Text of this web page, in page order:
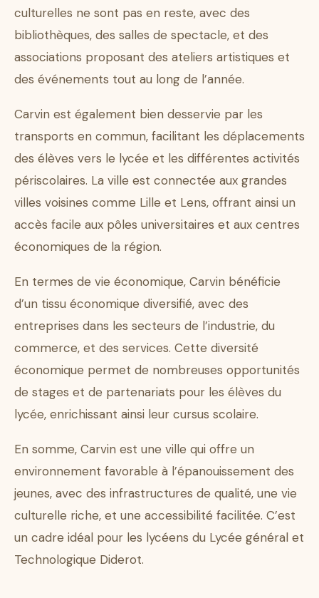
culturelles ne sont pas en reste, avec des
bibliothèques, des salles de spectacle, et des
associations proposant des ateliers artistiques et
des événements tout au long de l’année.
Carvin est également bien desservie par les
transports en commun, facilitant les déplacements
des élèves vers le lycée et les différentes activités
périscolaires. La ville est connectée aux grandes
villes voisines comme Lille et Lens, offrant ainsi un
accès facile aux pôles universitaires et aux centres
économiques de la région.
En termes de vie économique, Carvin bénéficie
d’un tissu économique diversifié, avec des
entreprises dans les secteurs de l’industrie, du
commerce, et des services. Cette diversité
économique permet de nombreuses opportunités
de stages et de partenariats pour les élèves du
lycée, enrichissant ainsi leur cursus scolaire.
En somme, Carvin est une ville qui offre un
environnement favorable à l’épanouissement des
jeunes, avec des infrastructures de qualité, une vie
culturelle riche, et une accessibilité facilitée. C’est
un cadre idéal pour les lycéens du Lycée général et
Technologique Diderot.